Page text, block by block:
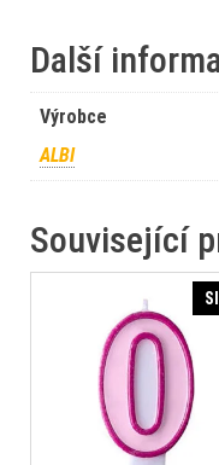
Další
Výrobce
ALBI
Související